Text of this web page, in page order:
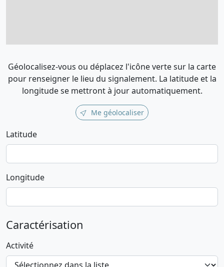
Géolocalisez-vous ou déplacez l'icône verte sur la carte
pour renseigner le lieu du signalement. La latitude et la
longitude se mettront à jour automatiquement.
Me géolocaliser
Latitude
Longitude
Caractérisation
Activité